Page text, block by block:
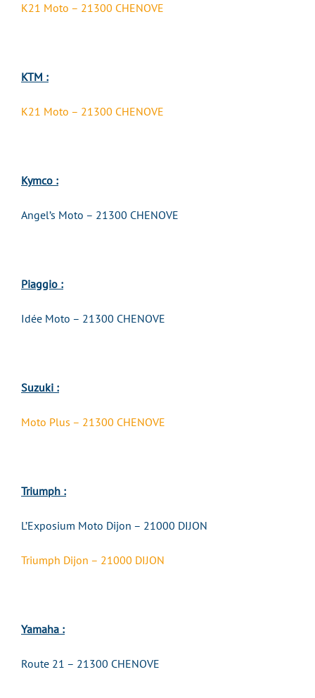
K21 Moto – 21300 CHENOVE
KTM :
K21 Moto – 21300 CHENOVE
Kymco :
Angel’s Moto – 21300 CHENOVE
Piaggio :
Idée Moto – 21300 CHENOVE
Suzuki :
Moto Plus – 21300 CHENOVE
Triumph :
L’Exposium Moto Dijon – 21000 DIJON
Triumph Dijon – 21000 DIJON
Yamaha :
Route 21 – 21300 CHENOVE